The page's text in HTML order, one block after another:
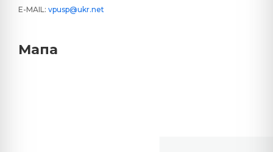
E-MAIL: vpusp@ukr.net
Мапа